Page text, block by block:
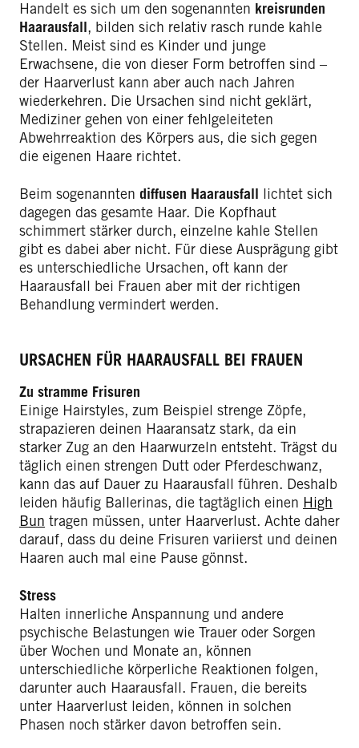
Handelt es sich um den sogenannten kreisrunden
Haarausfall, bilden sich relativ rasch runde kahle
Stellen. Meist sind es Kinder und junge
Erwachsene, die von dieser Form betroffen sind –
der Haarverlust kann aber auch nach Jahren
wiederkehren. Die Ursachen sind nicht geklärt,
Mediziner gehen von einer fehlgeleiteten
Abwehrreaktion des Körpers aus, die sich gegen
die eigenen Haare richtet.
Beim sogenannten diffusen Haarausfall lichtet sich
dagegen das gesamte Haar. Die Kopfhaut
schimmert stärker durch, einzelne kahle Stellen
gibt es dabei aber nicht. Für diese Ausprägung gibt
es unterschiedliche Ursachen, oft kann der
Haarausfall bei Frauen aber mit der richtigen
Behandlung vermindert werden.
URSACHEN FÜR HAARAUSFALL BEI FRAUEN
Zu stramme Frisuren
Einige Hairstyles, zum Beispiel strenge Zöpfe,
strapazieren deinen Haaransatz stark, da ein
starker Zug an den Haarwurzeln entsteht. Trägst du
täglich einen strengen Dutt oder Pferdeschwanz,
kann das auf Dauer zu Haarausfall führen. Deshalb
leiden häufig Ballerinas, die tagtäglich einen High
Bun tragen müssen, unter Haarverlust. Achte daher
darauf, dass du deine Frisuren variierst und deinen
Haaren auch mal eine Pause gönnst.
Stress
Halten innerliche Anspannung und andere
psychische Belastungen wie Trauer oder Sorgen
über Wochen und Monate an, können
unterschiedliche körperliche Reaktionen folgen,
darunter auch Haarausfall. Frauen, die bereits
unter Haarverlust leiden, können in solchen
Phasen noch stärker davon betroffen sein.